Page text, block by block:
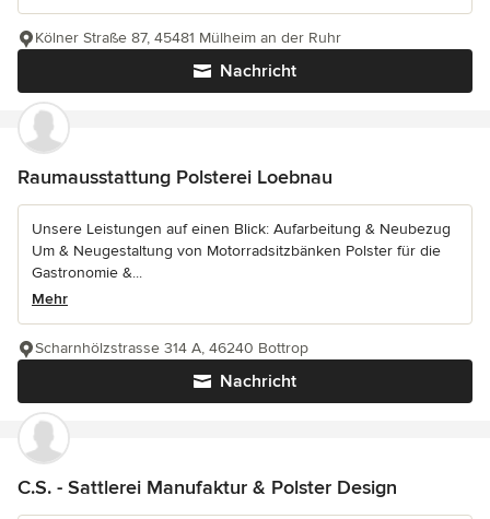
Nachricht
Kölner Straße 87, 45481 Mülheim an der Ruhr
Raumausstattung Polsterei Loebnau
Unsere Leistungen auf einen Blick: Aufarbeitung & Neubezug
Um & Neugestaltung von Motorradsitzbänken Polster für die
Gastronomie &...
Mehr
Nachricht
Scharnhölzstrasse 314 A, 46240 Bottrop
C.S. - Sattlerei Manufaktur & Polster Design